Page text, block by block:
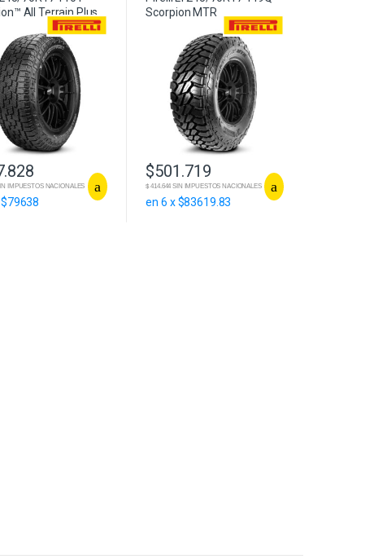
All Terrain Plus
IMPUESTOS NACIONALES
Scorpion MTR
$501.719
$ 414.644 SIN IMPUESTOS NACIONALES
en 6 x $83619.83